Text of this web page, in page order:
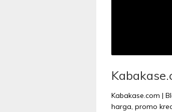
Kabakase.com |
harga, promo